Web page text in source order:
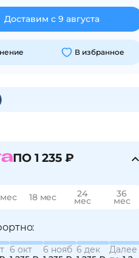
Доставим с 9 августа
В избранное
ПО 1 235 ₽
мес 18 мес 24
мес
36
мес
6 окт
6 нояб 6 дек
Далее